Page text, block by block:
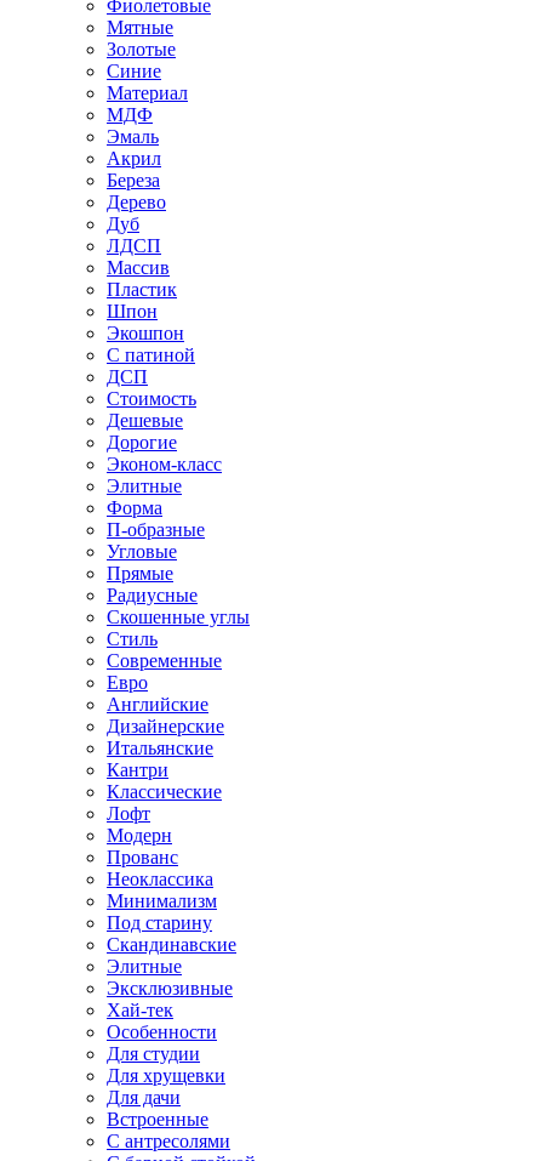
Фиолетовые
Мятные
Золотые
Синие
Материал
МДФ
Эмаль
Акрил
Береза
Дерево
Дуб
ЛДСП
Массив
Пластик
Шпон
Экошпон
С патиной
ДСП
Стоимость
Дешевые
Дорогие
Эконом-класс
Элитные
Форма
П-образные
Угловые
Прямые
Радиусные
Скошенные углы
Стиль
Современные
Евро
Английские
Дизайнерские
Итальянские
Кантри
Классические
Лофт
Модерн
Прованс
Неоклассика
Минимализм
Под старину
Скандинавские
Элитные
Эксклюзивные
Хай-тек
Особенности
Для студии
Для хрущевки
Для дачи
Встроенные
С антресолями